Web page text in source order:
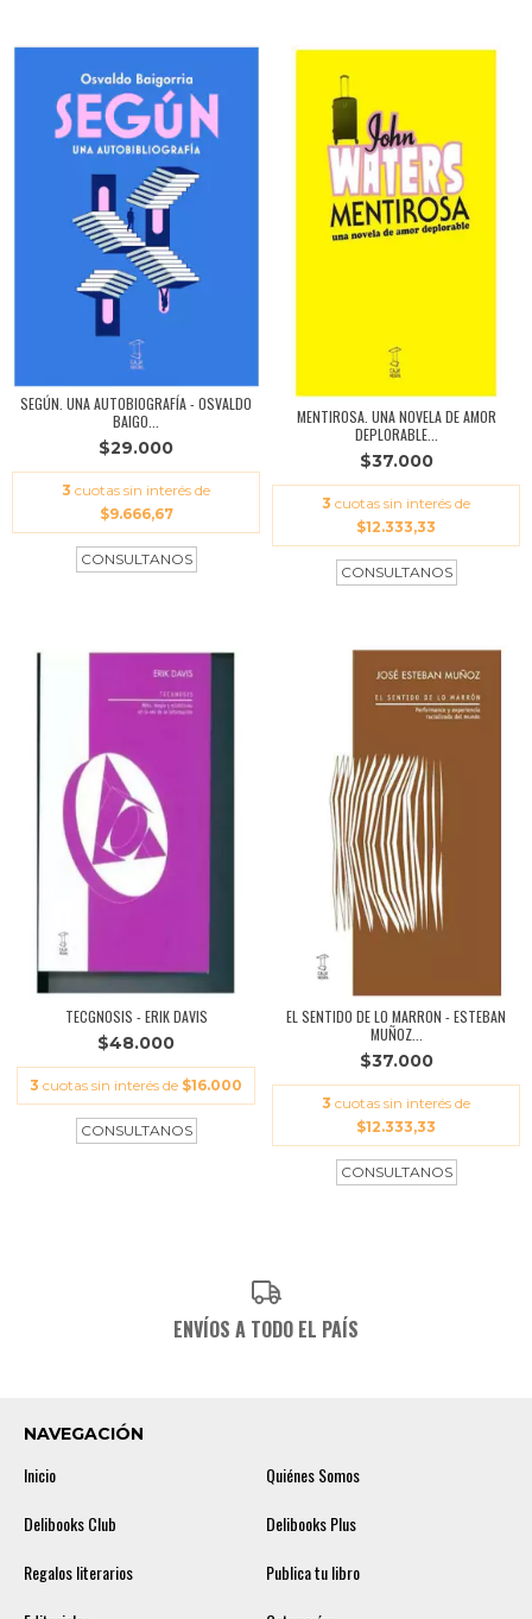
SEGÚN. UNA AUTOBIOGRAFÍA - OSVALDO
BAIGO...
$29.000
3 cuotas sin interés de
$9.666,67
MENTIROSA. UNA NOVELA DE AMOR
DEPLORABLE...
$37.000
3 cuotas sin interés de
$12.333,33
TECGNOSIS - ERIK DAVIS
$48.000
3 cuotas sin interés de $16.000
EL SENTIDO DE LO MARRON - ESTEBAN
MUÑOZ...
$37.000
3 cuotas sin interés de
$12.333,33
ENVÍOS A TODO EL PAÍS
NAVEGACIÓN
Inicio
Quiénes Somos
Delibooks Club
Delibooks Plus
Regalos literarios
Publica tu libro